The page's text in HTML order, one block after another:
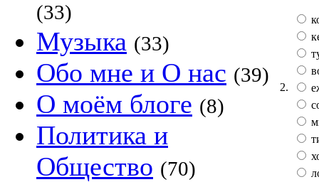
(33)
Музыка (33)
Обо мне и О нас (39)
О моём блоге (8)
Политика и
Общество (70)
2.